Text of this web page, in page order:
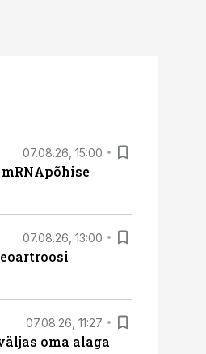
07.08.26, 15:00
07.08.26, 13:00
07.08.26, 11:27
oma alaga